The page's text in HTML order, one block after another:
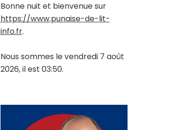
Bonne nuit et bienvenue sur
https://www.punaise-de-lit-
info.fr.
Nous sommes le vendredi 7 août
2026, il est 03:50.